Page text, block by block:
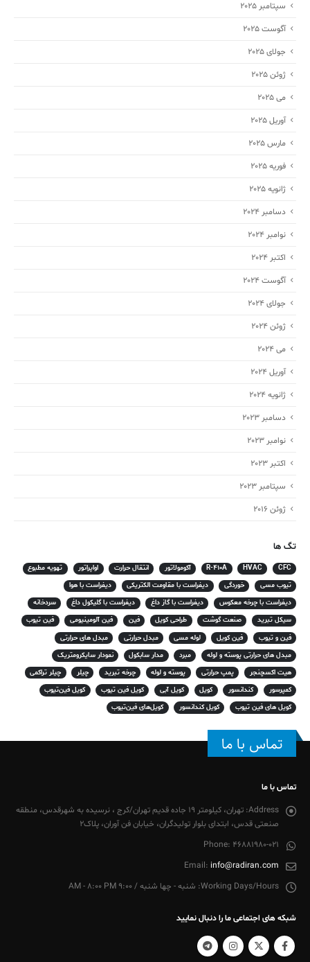
سپتامبر 2025
آگوست 2025
جولای 2025
ژوئن 2025
می 2025
آوریل 2025
مارس 2025
فوریه 2025
ژانویه 2025
دسامبر 2024
نوامبر 2024
اکتبر 2024
آگوست 2024
جولای 2024
ژوئن 2024
می 2024
آوریل 2024
ژانویه 2024
دسامبر 2023
نوامبر 2023
اکتبر 2023
سپتامبر 2023
ژوئن 2016
تگ ها
CFC
HVAC
R-410A آکومولاتور انتقال حرارت اواپراتور
تهویه مطبوع
تیوب مسی
خوردگی دیفراست با مقاومت الکتریکی
دیفراست با هوا
دیفراست با چرخه معکوس
دیفراست با گاز داغ دیفراست با گلیکول داغ
سردخانه
سیکل تبرید
صنعت گوشت طراحی کویل فین فین آلومینیومی
فین تیوب
فین و تیوب
فین کویل لوله مسی مبدل حرارتی
مبدل های حرارتی
مبدل های حرارتی پوسته و لوله
مبرد مدار سابکول
نمودار سایکرومتریک
هیت اکسچنجر
پمپ حرارتی پوسته و لوله چرخه تبرید چیلر
چیلر تراکمی
کمپرسور
کندانسور کویل کویل آبی کویل فین تیوب
کویل فین‌تیوب
کویل های فین تیوب
کویل کندانسور کویل‌های فین‌تیوب
تماس با ما
تماس با ما
Address:
تهران، کیلومتر 19 جاده قدیم تهران/کرج ، نرسیده به شهرقدس، منطقه
صنعتی قدس، ابتدای بلوار تولیدگران، خیابان فن آوران، پلاک2
Phone: 46881980-021
Email: info@radiran.com
Working Days/Hours: شنبه - چها شنبه / 9:00 AM - 8:00 PM
شبکه های اجتماعی ما را دنبال نمایید